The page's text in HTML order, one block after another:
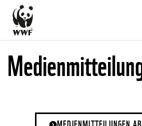
Direkt
zum
Inhalt